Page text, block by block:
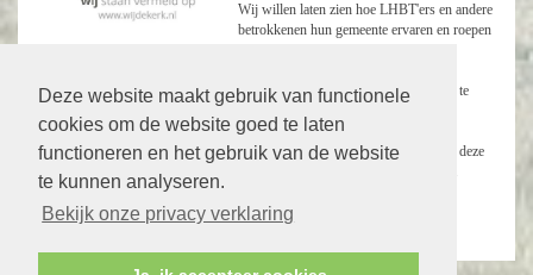
Deze website maakt gebruik van functionele
cookies om de website goed te laten
functioneren en het gebruik van de website
te kunnen analyseren.
Bekijk onze privacy verklaring
Wij willen laten zien hoe LHBT'ers en andere
betrokkenen hun gemeente ervaren en roepen
Daarnaast roepen wij kerken op inzage te
volwaardig
gemeentelid worden geaccepteerd. Met deze
Voor meer informatieklik hier.